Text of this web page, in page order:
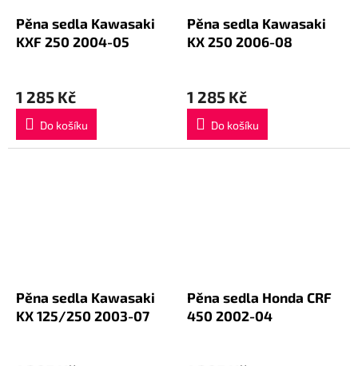
Pěna sedla Kawasaki
KXF 250 2004-05
1 285 Kč
Do košíku
Pěna sedla Kawasaki
KX 250 2006-08
1 285 Kč
Do košíku
Pěna sedla Kawasaki
KX 125/250 2003-07
Pěna sedla Honda CRF
450 2002-04